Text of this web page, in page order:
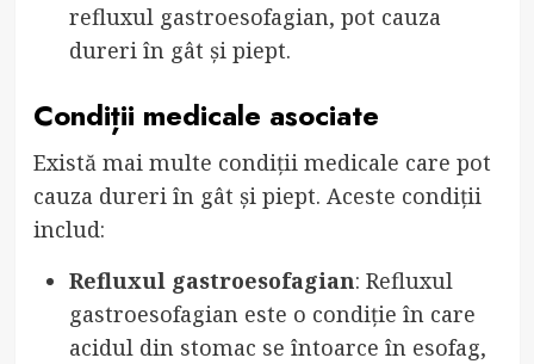
refluxul gastroesofagian, pot cauza
dureri în gât și piept.
Condiții medicale asociate
Există mai multe condiții medicale care pot
cauza dureri în gât și piept. Aceste condiții
includ:
Refluxul gastroesofagian: Refluxul
gastroesofagian este o condiție în care
acidul din stomac se întoarce în esofag,